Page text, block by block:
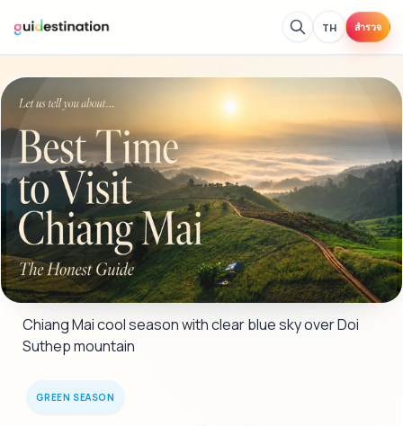
TH สำรวจ
Chiang Mai cool season with clear blue sky over Doi
Suthep mountain
GREEN SEASON